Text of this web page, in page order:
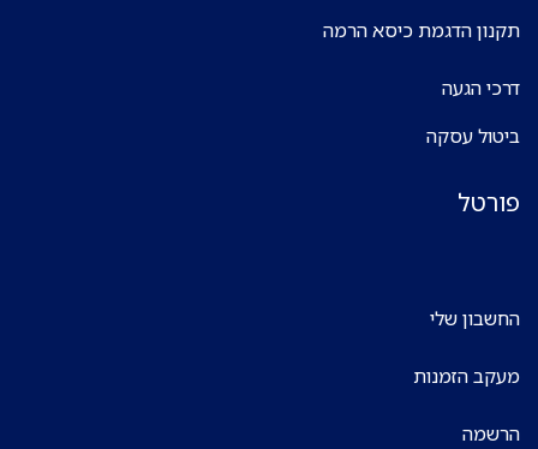
תקנון הדגמת כיסא הרמה
דרכי הגעה
ביטול עסקה
פורטל
החשבון שלי
מעקב הזמנות
הרשמה